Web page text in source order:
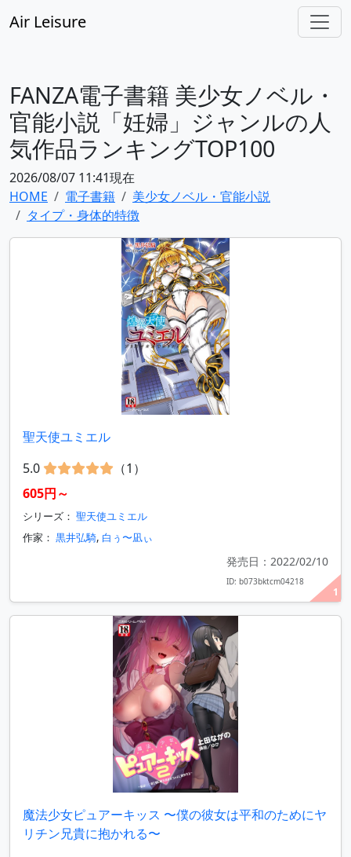
Air Leisure
FANZA電子書籍 美少女ノベル・
官能小説「妊婦」ジャンルの人
気作品ランキングTOP100
2026/08/07 11:41現在
HOME
電子書籍
美少女ノベル・官能小説
タイプ・身体的特徴
1
聖天使ユミエル
5.0
（1）
605円～
シリーズ： 聖天使ユミエル
作家： 黒井弘騎, 白ぅ〜凪ぃ
発売日：2022/02/10
ID: b073bktcm04218
魔法少女ピュアーキッス 〜僕の彼女は平和のためにヤ
リチン兄貴に抱かれる〜